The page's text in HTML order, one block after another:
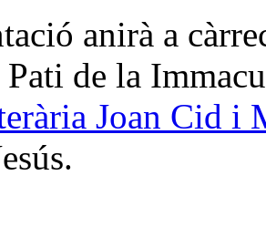
anirà a
Pati de la
Joan Cid i